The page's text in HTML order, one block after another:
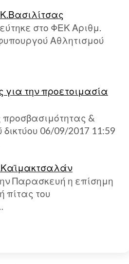
στο ΦΕΚ Αριθμ.
Αθλητισμού
την προετοιμασία
προσβασιμότητας &
06/09/2017 11:59
Παρασκευή η επίσημη
πίτας του